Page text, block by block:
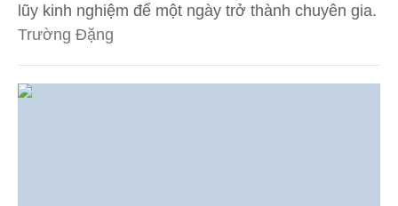
lũy kinh nghiệm để một ngày trở thành chuyên gia.
Trường Đặng